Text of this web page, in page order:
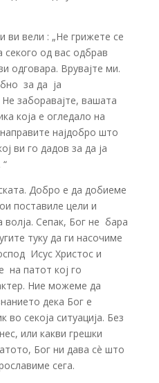
ви вели : „Не грижете се
секого од вас одбрав
одговара. Врувајте ми.
за да ја
заборавајте, вашата
која е огледало на
најдобро што
ви го дадов за да ја
Добро е да добиеме
поставиле цели и
волја. Сепак, Бог не бара
туку да ги насочиме
Исус Христос и
на патот кој го
Ние можеме да
дека Бог е
секоја ситуација. Без
или какви грешки
Бог ни дава сè што
сега.